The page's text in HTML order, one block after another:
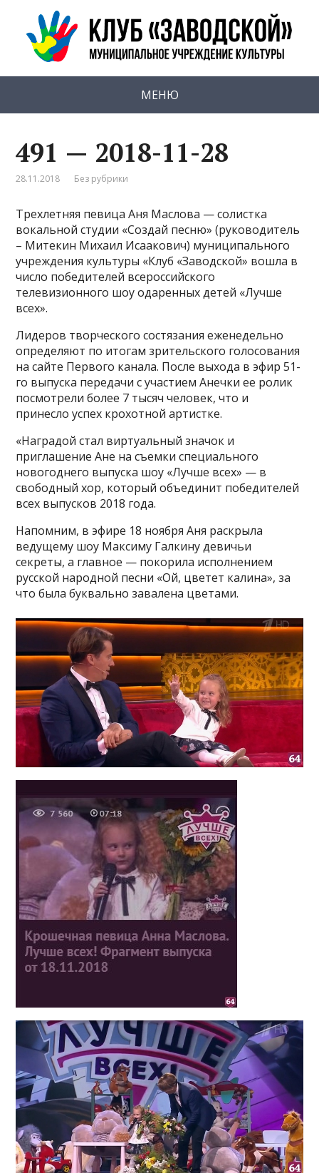
МЕНЮ
491 — 2018-11-28
28.11.2018 Без рубрики
Трехлетняя певица Аня Маслова — солистка
вокальной студии «Создай песню» (руководитель
– Митекин Михаил Исаакович) муниципального
учреждения культуры «Клуб «Заводской» вошла в
число победителей всероссийского
телевизионного шоу одаренных детей «Лучше
всех».
Лидеров творческого состязания еженедельно
определяют по итогам зрительского голосования
на сайте Первого канала. После выхода в эфир 51-
го выпуска передачи с участием Анечки ее ролик
посмотрели более 7 тысяч человек, что и
принесло успех крохотной артистке.
«Наградой стал виртуальный значок и
приглашение Ане на съемки специального
новогоднего выпуска шоу «Лучше всех» — в
свободный хор, который объединит победителей
всех выпусков 2018 года.
Напомним, в эфире 18 ноября Аня раскрыла
ведущему шоу Максиму Галкину девичьи
секреты, а главное — покорила исполнением
русской народной песни «Ой, цветет калина», за
что была буквально завалена цветами.